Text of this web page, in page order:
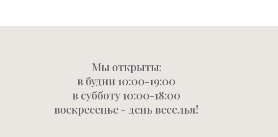
Мы открыты:
в будни 10:00-19:00
в субботу 10:00-18:00
воскресенье - день веселья!